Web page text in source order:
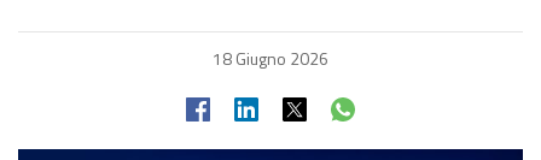
18 Giugno 2026